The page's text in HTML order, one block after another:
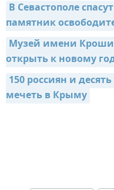
В Севастополе
памятник
Музей имени
открыть к новому
150 россиян и
мечеть в Крыму